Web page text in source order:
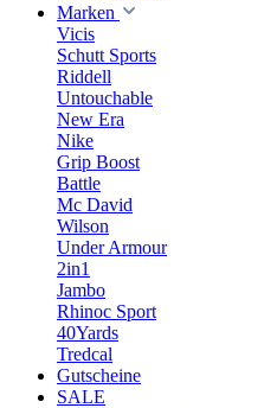
Marken
Vicis
Schutt Sports
Riddell
Untouchable
New Era
Nike
Grip Boost
Battle
Mc David
Wilson
Under Armour
2in1
Jambo
Rhinoc Sport
40Yards
Tredcal
Gutscheine
SALE